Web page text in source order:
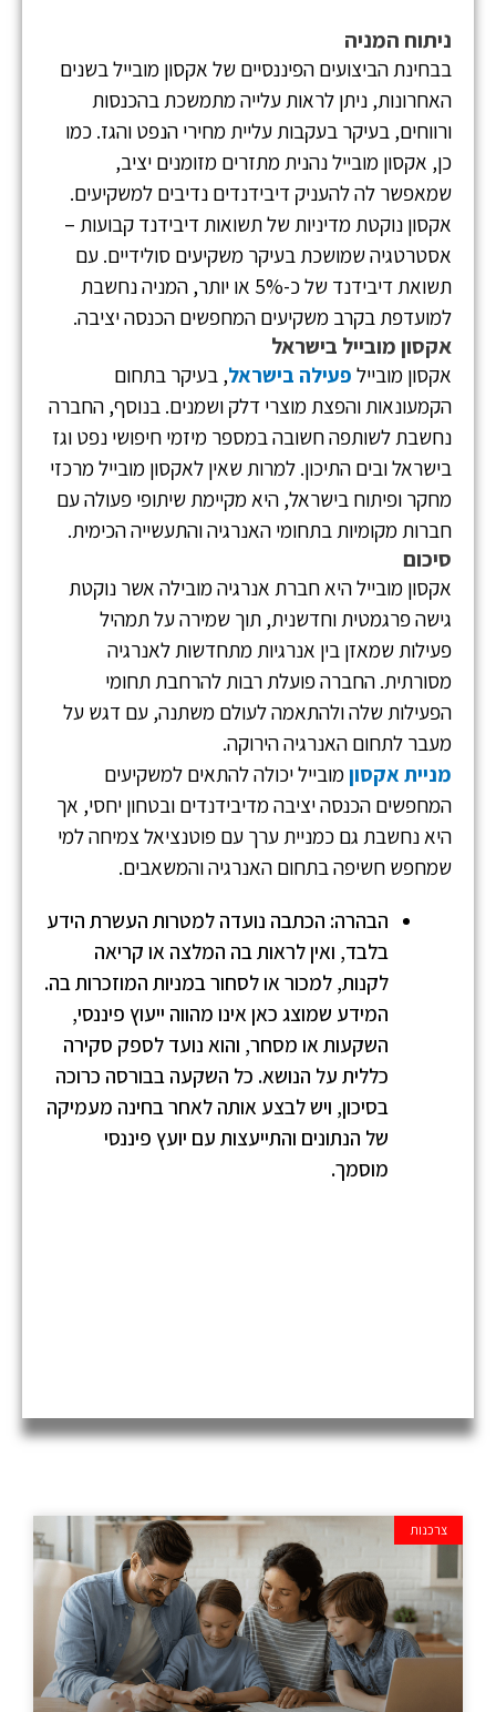
ניתוח המניה
בבחינת הביצועים הפיננסיים של אקסון מובייל בשנים
האחרונות, ניתן לראות עלייה מתמשכת בהכנסות
ורווחים, בעיקר בעקבות עליית מחירי הנפט והגז. כמו
כן, אקסון מובייל נהנית מתזרים מזומנים יציב,
שמאפשר לה להעניק דיבידנדים נדיבים למשקיעים.
אקסון נוקטת מדיניות של תשואות דיבידנד קבועות –
אסטרטגיה שמושכת בעיקר משקיעים סולידיים. עם
תשואת דיבידנד של כ-5% או יותר, המניה נחשבת
למועדפת בקרב משקיעים המחפשים הכנסה יציבה.
אקסון מובייל בישראל
אקסון מובייל פעילה בישראל, בעיקר בתחום
הקמעונאות והפצת מוצרי דלק ושמנים. בנוסף, החברה
נחשבת לשותפה חשובה במספר מיזמי חיפושי נפט וגז
בישראל ובים התיכון. למרות שאין לאקסון מובייל מרכזי
מחקר ופיתוח בישראל, היא מקיימת שיתופי פעולה עם
חברות מקומיות בתחומי האנרגיה והתעשייה הכימית.
סיכום
אקסון מובייל היא חברת אנרגיה מובילה אשר נוקטת
גישה פרגמטית וחדשנית, תוך שמירה על תמהיל
פעילות שמאזן בין אנרגיות מתחדשות לאנרגיה
מסורתית. החברה פועלת רבות להרחבת תחומי
הפעילות שלה ולהתאמה לעולם משתנה, עם דגש על
מעבר לתחום האנרגיה הירוקה.
מניית אקסוןמובייל יכולה להתאים למשקיעים
המחפשים הכנסה יציבה מדיבידנדים ובטחון יחסי, אך
היא נחשבת גם כמניית ערך עם פוטנציאל צמיחה למי
שמחפש חשיפה בתחום האנרגיה והמשאבים.
הבהרה: הכתבה נועדה למטרות העשרת הידע
בלבד, ואין לראות בה המלצה או קריאה
לקנות, למכור או לסחור במניות המוזכרות בה.
המידע שמוצג כאן אינו מהווה ייעוץ פיננסי,
השקעות או מסחר, והוא נועד לספק סקירה
כללית על הנושא. כל השקעה בבורסה כרוכה
בסיכון, ויש לבצע אותה לאחר בחינה מעמיקה
של הנתונים והתייעצות עם יועץ פיננסי
מוסמך.
צרכנות